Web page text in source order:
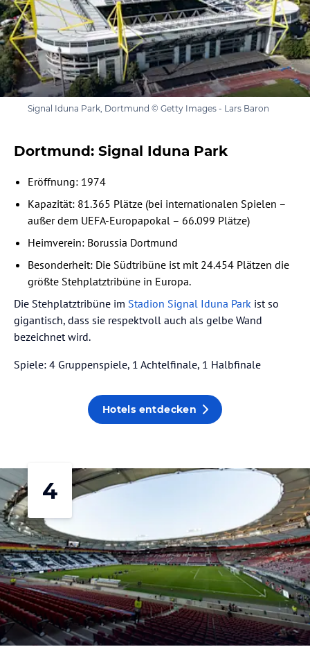
Signal Iduna Park, Dortmund © Getty Images - Lars Baron
Dortmund: Signal Iduna Park
Eröffnung: 1974
Kapazität: 81.365 Plätze (bei internationalen Spielen –
außer dem UEFA-Europapokal – 66.099 Plätze)
Heimverein: Borussia Dortmund
Besonderheit: Die Südtribüne ist mit 24.454 Plätzen die
größte Stehplatztribüne in Europa.
Die Stehplatztribüne im Stadion Signal Iduna Park ist so
gigantisch, dass sie respektvoll auch als gelbe Wand
bezeichnet wird.
Spiele: 4 Gruppenspiele, 1 Achtelfinale, 1 Halbfinale
Hotels entdecken
4